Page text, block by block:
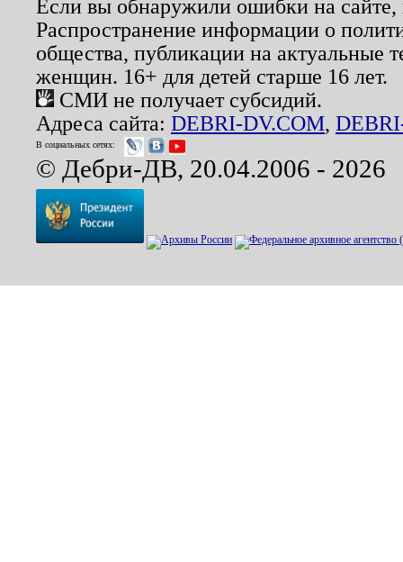
Если вы обнаружили ошибки на
Распространение информации о
общества, публикации на актуальные
женщин. 16+ для детей старше 16 лет.
СМИ не получает субсидий.
Адреса сайта: DEBRI-DV.COM,
В социальных сетях:
© Дебри-ДВ, 20.04.2006 - 2026